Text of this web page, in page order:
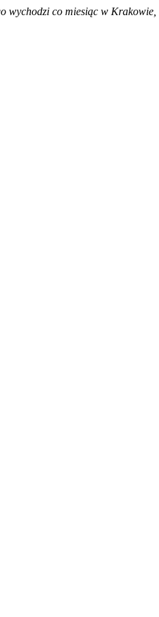
wychodzi co miesiąc w Krakowie,